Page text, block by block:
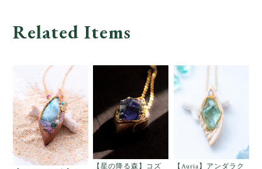
Related Items
【星の降る森】コズ
【Auria】アンダラク